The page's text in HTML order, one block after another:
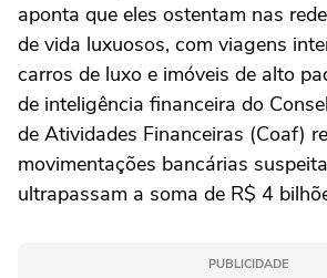
aponta que eles ostentam nas
de vida luxuosos, com viagens
carros de luxo e imóveis de alto
de inteligência financeira do
de Atividades Financeiras (Coaf)
movimentações bancárias
ultrapassam a soma de R$ 4
PUBLICIDADE